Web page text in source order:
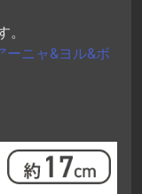
ーニャ&ヨル&ボ